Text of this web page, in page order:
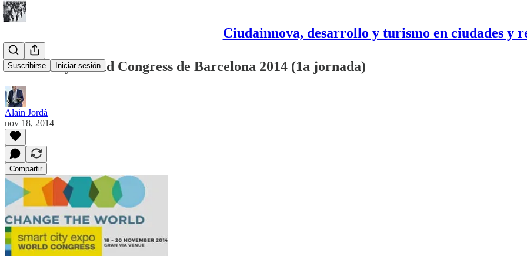
Ciudainnova, desarrollo y turismo en ciudades y
Suscribirse Iniciar sesión
Smart City World Congress de Barcelona 2014 (1a jornada)
Alain Jordà
nov 18, 2014
Compartir